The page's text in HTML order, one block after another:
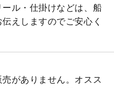
ール・仕掛けなどは、船
えしますのでご安心く
がありません。オスス